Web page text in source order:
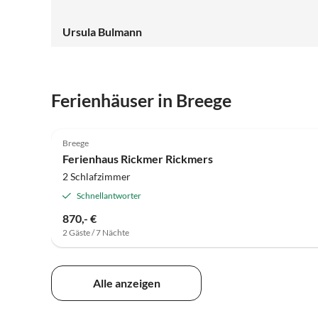
Ursula Bulmann
Ferienhäuser in Breege
Breege
Ferienhaus Rickmer Rickmers
2 Schlafzimmer
Schnellantworter
870,- €
2 Gäste / 7 Nächte
Alle anzeigen